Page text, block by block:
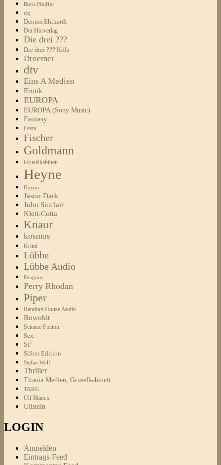
Boris Pfeiffer
cbj
Dennis Ehrhardt
Der Hörverlag
Die drei ???
Die drei ??? Kids
Droemer
dtv
Eins A Medien
Erotik
EUROPA
EUROPA (Sony Music)
Fantasy
Festa
Fischer
Goldmann
Gruselkabinett
Heyne
Horror
Jason Dark
John Sinclair
Klett-Cotta
Knaur
kosmos
Krimi
Lübbe
Lübbe Audio
Penguin
Perry Rhodan
Piper
Random House Audio
Rowohlt
Science Fiction
Sex
SF
Silber Edition
Stefan Wolf
Thriller
Titania Medien, Gruselkabinett
TKKG
Ulf Blanck
Ullstein
LOGIN
Anmelden
Eintrags-Feed